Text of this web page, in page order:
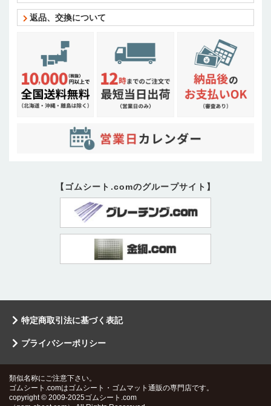
返品、交換について
【ゴムシート.comのグループサイト】
特定商取引法に基づく表記
プライバシーポリシー
類似名称にご注意下さい。
ゴムシート.comはゴムシート・ゴムマット通販の専門店です。
copyright © 2009-2025ゴムシート.com